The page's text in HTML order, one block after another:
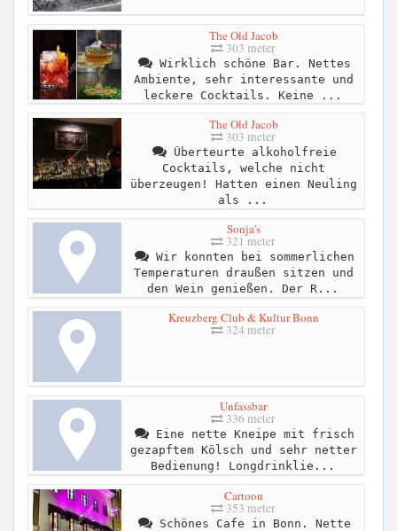
The Old Jacob
303 meter
Wirklich schöne Bar. Nettes
Ambiente, sehr interessante und
leckere Cocktails. Keine ...
The Old Jacob
303 meter
Überteurte alkoholfreie
Cocktails, welche nicht
überzeugen! Hatten einen Neuling
als ...
Sonja's
321 meter
Wir konnten bei sommerlichen
Temperaturen draußen sitzen und
den Wein genießen. Der R...
Kreuzberg Club & Kultur Bonn
324 meter
Unfassbar
336 meter
Eine nette Kneipe mit frisch
gezapftem Kölsch und sehr netter
Bedienung! Longdrinklie...
Cartoon
353 meter
Schönes Cafe in Bonn. Nette